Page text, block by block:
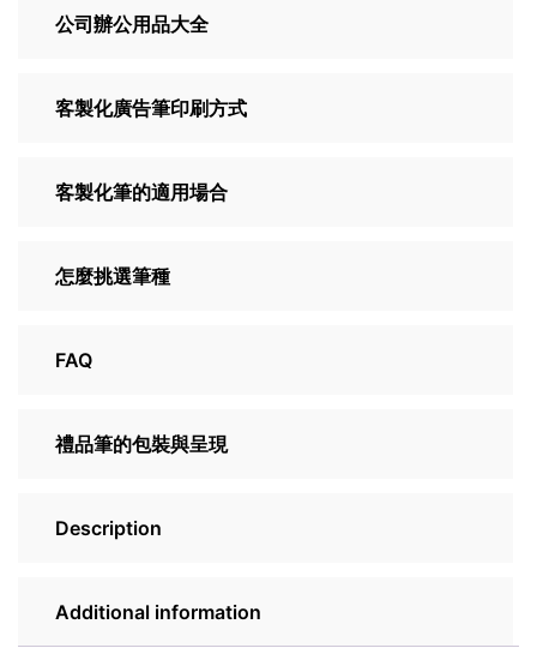
公司辦公用品大全
客製化廣告筆印刷方式
客製化筆的適用場合
怎麼挑選筆種
FAQ
禮品筆的包裝與呈現
Description
Additional information